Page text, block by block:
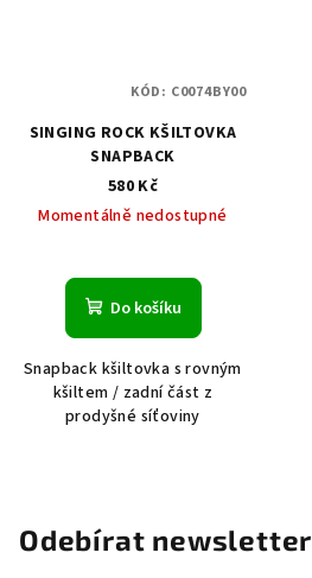
SINGING ROCK KŠILTOVKA
SNAPBACK
580 Kč
Momentálně nedostupné
Do košíku
Snapback kšiltovka s rovným
kšiltem / zadní část z
prodyšné síťoviny
KÓD: C0074BY00
Odebírat newsletter